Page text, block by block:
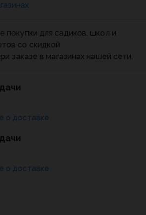
покупки для садиков, школ и
со скидкой
заказе в магазинах нашей сети.
о доставке
о доставке